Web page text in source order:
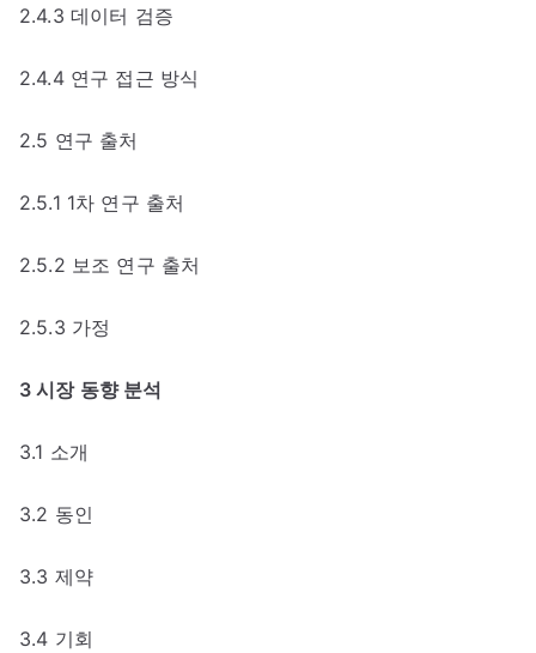
2.4.3 데이터 검증
2.4.4 연구 접근 방식
2.5 연구 출처
2.5.1 1차 연구 출처
2.5.2 보조 연구 출처
2.5.3 가정
3 시장 동향 분석
3.1 소개
3.2 동인
3.3 제약
3.4 기회